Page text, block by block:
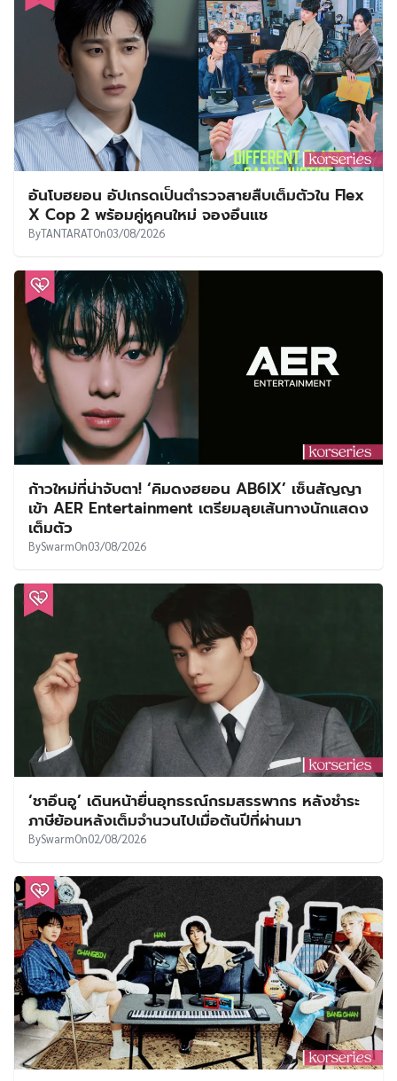
อันโบฮยอน อัปเกรดเป็นตำรวจสายสืบเต็มตัวใน Flex
X Cop 2 พร้อมคู่หูคนใหม่ จองอึนแช
ByTANTARATOn03/08/2026
ก้าวใหม่ที่น่าจับตา! ‘คิมดงฮยอน AB6IX’ เซ็นสัญญา
เข้า AER Entertainment เตรียมลุยเส้นทางนักแสดง
เต็มตัว
BySwarmOn03/08/2026
‘ชาอึนอู’ เดินหน้ายื่นอุทธรณ์กรมสรรพากร หลังชำระ
ภาษีย้อนหลังเต็มจำนวนไปเมื่อต้นปีที่ผ่านมา
BySwarmOn02/08/2026